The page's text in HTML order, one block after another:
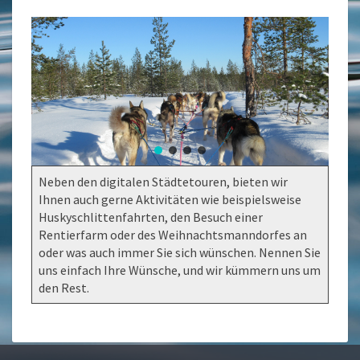
Neben den digitalen Städtetouren, bieten wir
Ihnen auch gerne Aktivitäten wie beispielsweise
Huskyschlittenfahrten, den Besuch einer
Rentierfarm oder des Weihnachtsmanndorfes an
oder was auch immer Sie sich wünschen. Nennen Sie
uns einfach Ihre Wünsche, und wir kümmern uns um
den Rest.